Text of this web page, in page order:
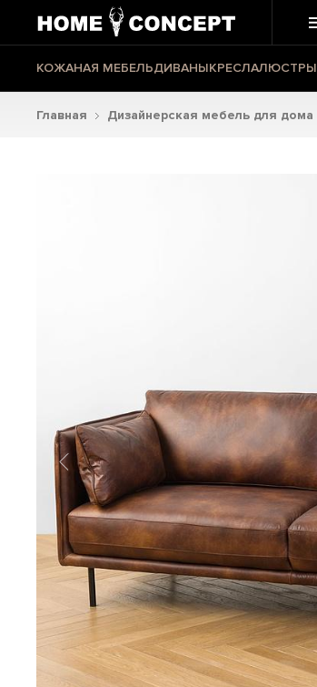
КОЖАНАЯ МЕБЕЛЬДИВАНЫКРЕСЛАЛЮСТРЫ
Главная Дизайнерская мебель для дома